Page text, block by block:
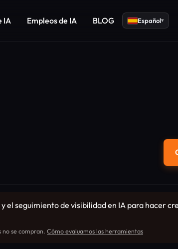
IA Empleos de IA BLOG Español▾
el seguimiento de visibilidad en IA para hacer
no se compran. Cómo evaluamos las herramientas